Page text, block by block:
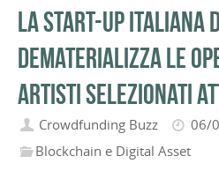
La start-up italiana
dematerializza le
artisti selezionati
Crowdfunding Buzz
06/
Blockchain e Digital Asset